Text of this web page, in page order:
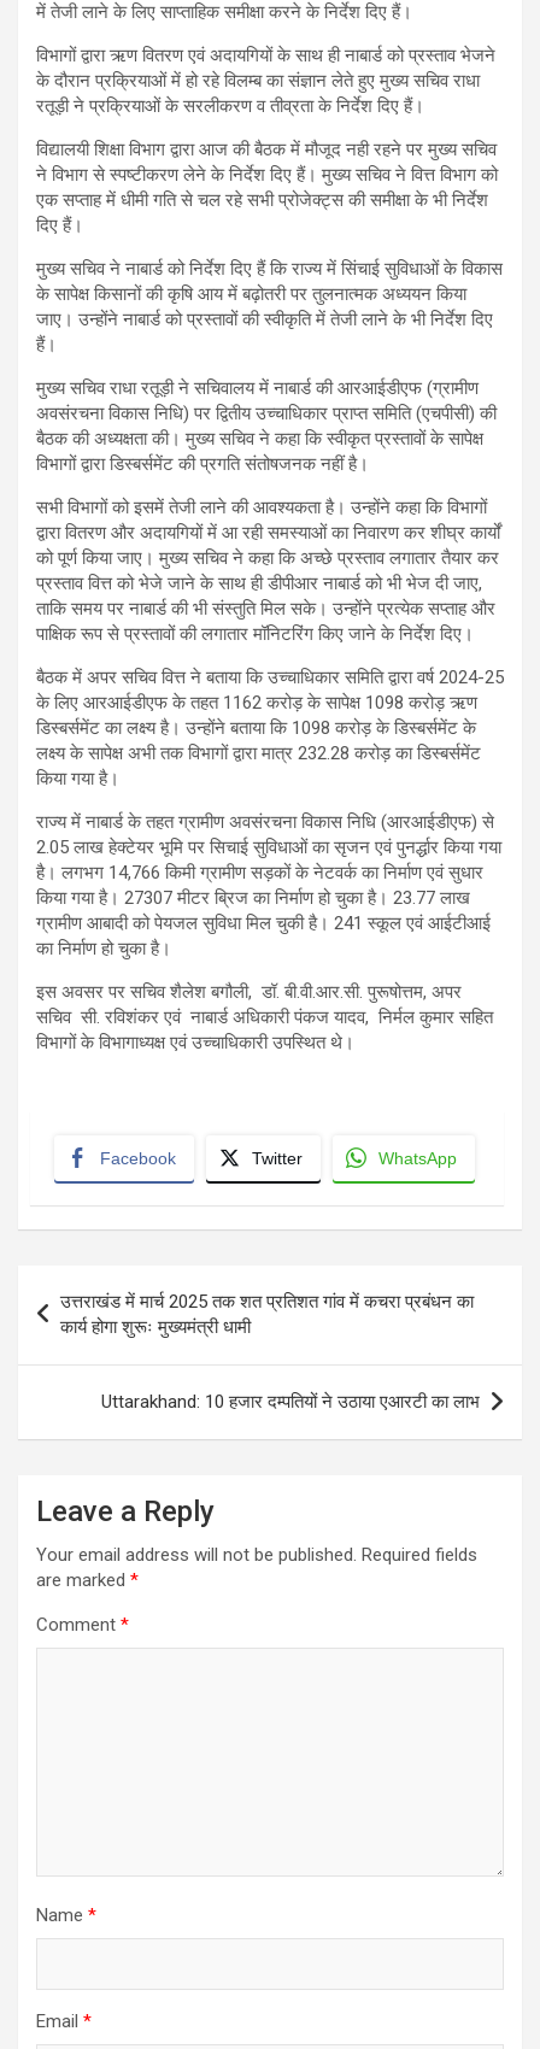
में तेजी लाने के लिए साप्ताहिक समीक्षा करने के निर्देश दिए हैं।
विभागों द्वारा ऋण वितरण एवं अदायगियों के साथ ही नाबार्ड को प्रस्ताव भेजने
के दौरान प्रक्रियाओं में हो रहे विलम्ब का संज्ञान लेते हुए मुख्य सचिव राधा
रतूड़ी ने प्रक्रियाओं के सरलीकरण व तीव्रता के निर्देश दिए हैं।
विद्यालयी शिक्षा विभाग द्वारा आज की बैठक में मौजूद नही रहने पर मुख्य सचिव
ने विभाग से स्पष्टीकरण लेने के निर्देश दिए हैं। मुख्य सचिव ने वित्त विभाग को
एक सप्ताह में धीमी गति से चल रहे सभी प्रोजेक्ट्स की समीक्षा के भी निर्देश
दिए हैं।
मुख्य सचिव ने नाबार्ड को निर्देश दिए हैं कि राज्य में सिंचाई सुविधाओं के विकास
के सापेक्ष किसानों की कृषि आय में बढ़ोतरी पर तुलनात्मक अध्ययन किया
जाए। उन्होंने नाबार्ड को प्रस्तावों की स्वीकृति में तेजी लाने के भी निर्देश दिए
हैं।
मुख्य सचिव राधा रतूड़ी ने सचिवालय में नाबार्ड की आरआईडीएफ (ग्रामीण
अवसंरचना विकास निधि) पर द्वितीय उच्चाधिकार प्राप्त समिति (एचपीसी) की
बैठक की अध्यक्षता की। मुख्य सचिव ने कहा कि स्वीकृत प्रस्तावों के सापेक्ष
विभागों द्वारा डिस्बर्समेंट की प्रगति संतोषजनक नहीं है।
सभी विभागों को इसमें तेजी लाने की आवश्यकता है। उन्होंने कहा कि विभागों
द्वारा वितरण और अदायगियों में आ रही समस्याओं का निवारण कर शीघ्र कार्यों
को पूर्ण किया जाए। मुख्य सचिव ने कहा कि अच्छे प्रस्ताव लगातार तैयार कर
प्रस्ताव वित्त को भेजे जाने के साथ ही डीपीआर नाबार्ड को भी भेज दी जाए,
ताकि समय पर नाबार्ड की भी संस्तुति मिल सके। उन्होंने प्रत्येक सप्ताह और
पाक्षिक रूप से प्रस्तावों की लगातार मॉनिटरिंग किए जाने के निर्देश दिए।
बैठक में अपर सचिव वित्त ने बताया कि उच्चाधिकार समिति द्वारा वर्ष 2024-25
के लिए आरआईडीएफ के तहत 1162 करोड़ के सापेक्ष 1098 करोड़ ऋण
डिस्बर्समेंट का लक्ष्य है। उन्होंने बताया कि 1098 करोड़ के डिस्बर्समेंट के
लक्ष्य के सापेक्ष अभी तक विभागों द्वारा मात्र 232.28 करोड़ का डिस्बर्समेंट
किया गया है।
राज्य में नाबार्ड के तहत ग्रामीण अवसंरचना विकास निधि (आरआईडीएफ) से
2.05 लाख हेक्टेयर भूमि पर सिचाई सुविधाओं का सृजन एवं पुनर्द्धार किया गया
है। लगभग 14,766 किमी ग्रामीण सड़कों के नेटवर्क का निर्माण एवं सुधार
किया गया है। 27307 मीटर ब्रिज का निर्माण हो चुका है। 23.77 लाख
ग्रामीण आबादी को पेयजल सुविधा मिल चुकी है। 241 स्कूल एवं आईटीआई
का निर्माण हो चुका है।
इस अवसर पर सचिव शैलेश बगौली, डॉ. बी.वी.आर.सी. पुरूषोत्तम, अपर
सचिव सी. रविशंकर एवं नाबार्ड अधिकारी पंकज यादव, निर्मल कुमार सहित
विभागों के विभागाध्यक्ष एवं उच्चाधिकारी उपस्थित थे।
Facebook Twitter WhatsApp
navigation
उत्तराखंड में मार्च 2025 तक शत प्रतिशत गांव में कचरा प्रबंधन का
कार्य होगा शुरूः मुख्यमंत्री धामी
Uttarakhand: 10 हजार दम्पतियों ने उठाया एआरटी का लाभ
Leave a Reply
Your email address will not be published. Required fields
are marked *
Comment *
Name *
Email *